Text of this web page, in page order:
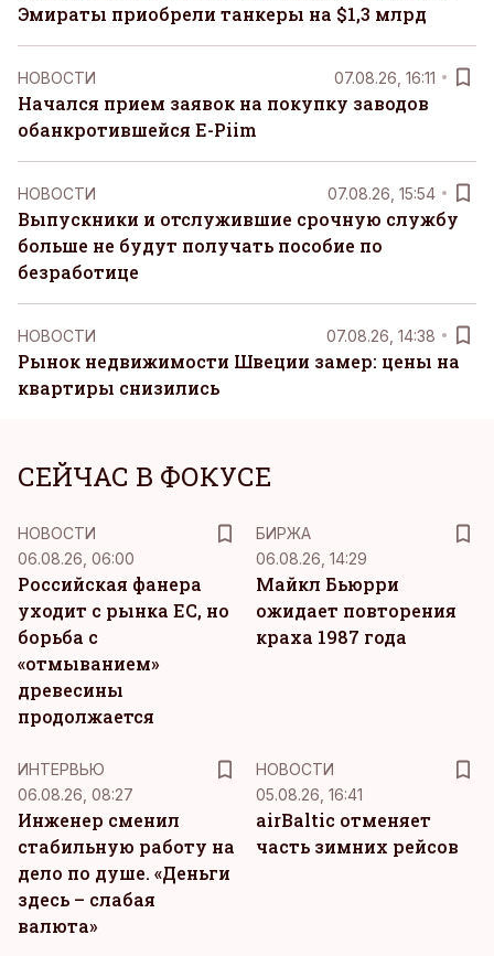
Эмираты приобрели танкеры на $1,3 млрд
НОВОСТИ 07.08.26, 16:11
Начался прием заявок на покупку заводов
обанкротившейся E-Piim
НОВОСТИ 07.08.26, 15:54
Выпускники и отслужившие срочную службу
больше не будут получать пособие по
безработице
НОВОСТИ 07.08.26, 14:38
Рынок недвижимости Швеции замер: цены на
квартиры снизились
СЕЙЧАС В ФОКУСЕ
НОВОСТИ
06.08.26, 06:00
Российская фанера
уходит с рынка ЕС, но
борьба с
«отмыванием»
древесины
продолжается
БИРЖА
06.08.26, 14:29
Майкл Бьюрри
ожидает повторения
краха 1987 года
ИНТЕРВЬЮ
06.08.26, 08:27
Инженер сменил
стабильную работу на
дело по душе. «Деньги
здесь – слабая
валюта»
НОВОСТИ
05.08.26, 16:41
airBaltic отменяет
часть зимних рейсов